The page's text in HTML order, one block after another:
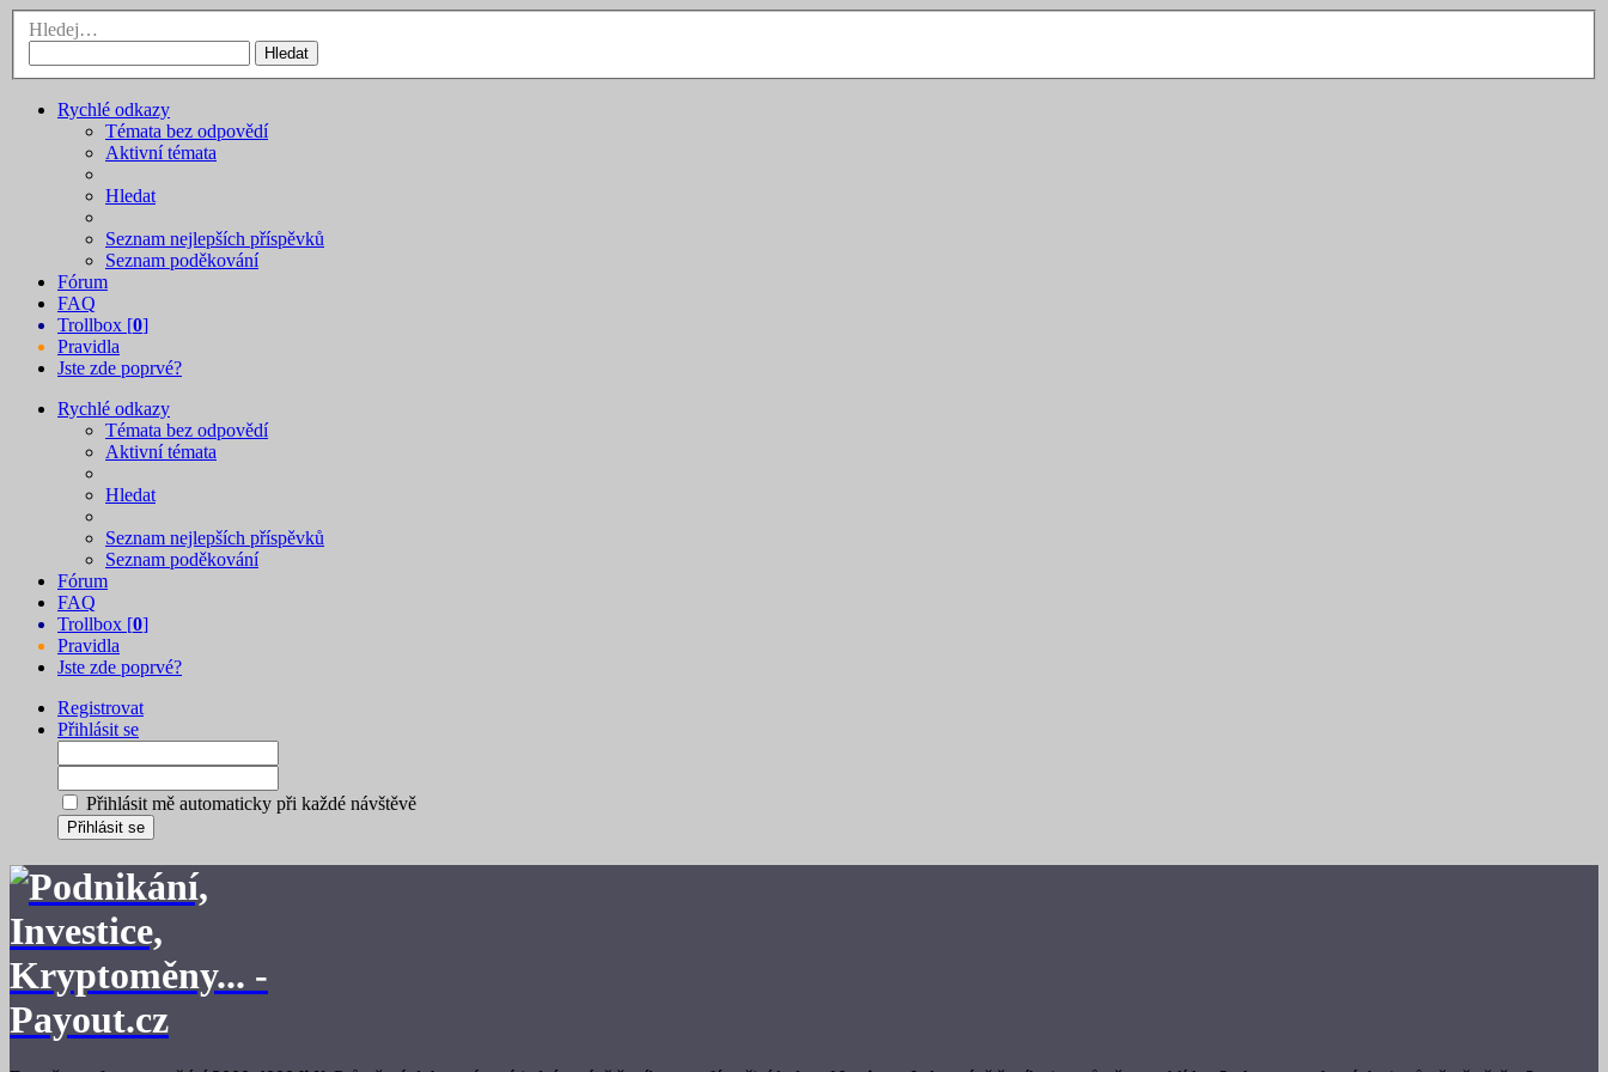
Hledej…
Hledat
Rychlé odkazy
Témata bez odpovědí
Aktivní témata
Hledat
Seznam nejlepších příspěvků
Seznam poděkování
Fórum
FAQ
Trollbox [0]
Pravidla
Jste zde poprvé?
Rychlé odkazy
Témata bez odpovědí
Aktivní témata
Hledat
Seznam nejlepších příspěvků
Seznam poděkování
Fórum
FAQ
Trollbox [0]
Pravidla
Jste zde poprvé?
Registrovat
Přihlásit se
Přihlásit mě automaticky při každé návštěvě